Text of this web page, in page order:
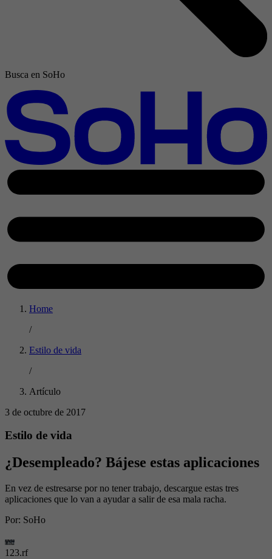
Busca en SoHo
Home
/
Estilo de vida
/
Artículo
3 de octubre de 2017
Estilo de vida
¿Desempleado? Bájese estas aplicaciones
En vez de estresarse por no tener trabajo, descargue estas tres
aplicaciones que lo van a ayudar a salir de esa mala racha.
Por: SoHo
123.rf